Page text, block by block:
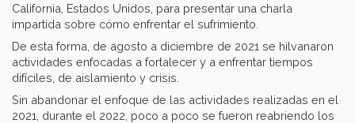
California, Estados Unidos, para presentar una charla
impartida sobre cómo enfrentar el sufrimiento.
De esta forma, de agosto a diciembre de 2021 se hilvanaron
actividades enfocadas a fortalecer y a enfrentar tiempos
difíciles, de aislamiento y crisis.
Sin abandonar el enfoque de las actividades realizadas en el
2021, durante el 2022, poco a poco se fueron reabriendo los